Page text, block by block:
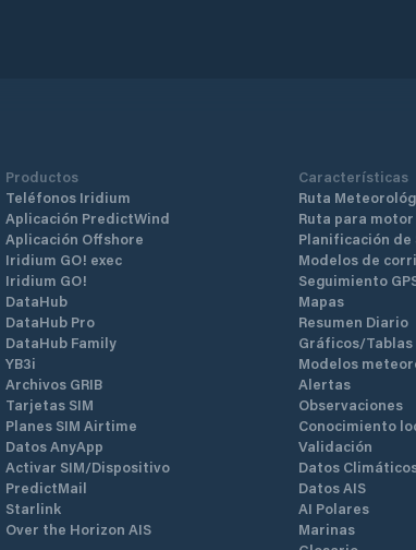
Productos
Teléfonos Iridium
Aplicación PredictWind
Aplicación Offshore
Iridium GO! exec
Iridium GO!
DataHub
DataHub Pro
DataHub Family
YB3i
Archivos GRIB
Tarjetas SIM
Planes SIM Airtime
Datos AnyApp
Activar SIM/Dispositivo
PredictMail
Starlink
Over the Horizon AIS
Características
Ruta
Ruta para motor
Planificación de
Modelos de
Seguimiento
Mapas
Resumen Diario
Gráficos/Tablas
Modelos
Alertas
Observaciones
Conocimiento
Validación
Datos
Datos AIS
AI Polares
Marinas